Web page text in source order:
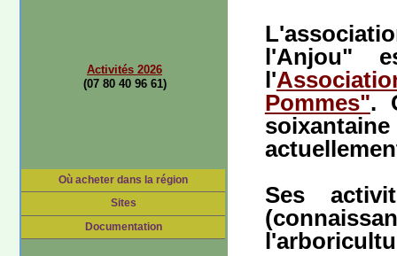
Activités 2026
(07 80 40 96 61)
Où acheter dans la région
Sites
Documentation
l'Anjou"
l'
Pommes".
Ses